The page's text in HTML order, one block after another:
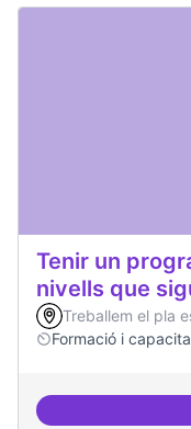
Tenir un
nivells que
Treballem el pla
Formació i